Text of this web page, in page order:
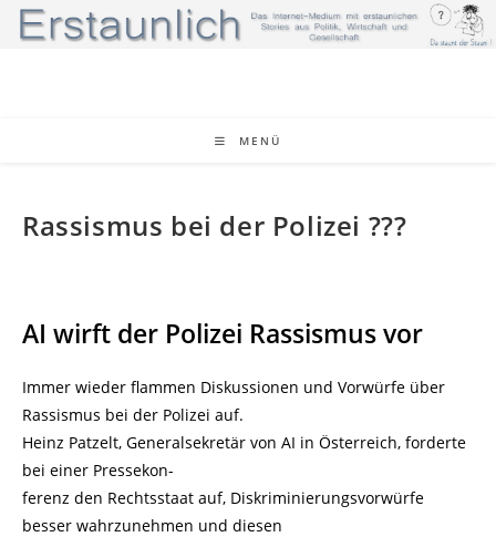
Zum
Inhalt
MENÜ
Rassismus bei der Polizei ???
AI wirft der Polizei Rassismus vor
Immer wieder flammen Diskussionen und Vorwürfe über
Rassismus bei der Polizei auf.
Heinz Patzelt, Generalsekretär von AI in Österreich, forderte
bei einer Pressekon-
ferenz den Rechtsstaat auf, Diskriminierungsvorwürfe
besser wahrzunehmen und diesen